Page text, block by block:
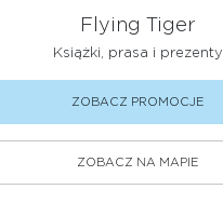
Flying Tiger
Książki, prasa i prezenty
ZOBACZ PROMOCJE
ZOBACZ NA MAPIE